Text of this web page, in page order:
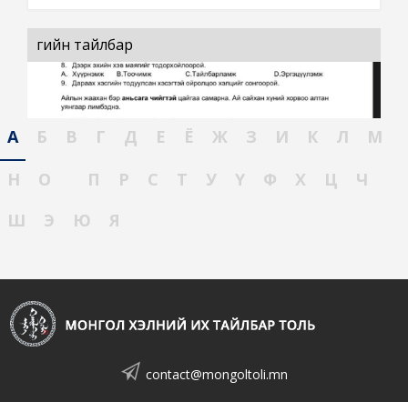
үгийн тайлбар
А Б В Г Д Е Ё Ж З И К Л
М
Н
О П Р С Т У Ү Ф Х Ц
Ч
Ш
Э Ю Я
contact@mongoltoli.mn